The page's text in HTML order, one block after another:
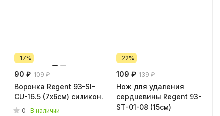
-17%
90 ₽ 109 ₽
Воронка Regent 93-SI-
CU-16.5 (7х6см) силикон.
0 В наличии
-22%
109 ₽ 139 ₽
Нож для удаления
сердцевины Regent 93-
ST-01-08 (15см)